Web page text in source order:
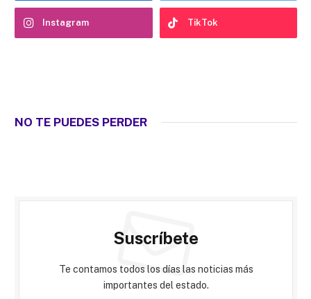
Instagram TikTok
NO TE PUEDES PERDER
Suscríbete
Te contamos todos los días las noticias más
importantes del estado.